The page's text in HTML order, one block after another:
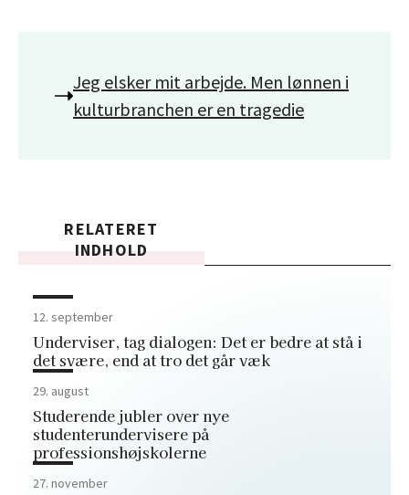
Jeg elsker mit arbejde. Men lønnen i
kulturbranchen er en tragedie
RELATERET
INDHOLD
12. september
Underviser, tag dialogen: Det er bedre at stå i
det svære, end at tro det går væk
29. august
Studerende jubler over nye
studenterundervisere på
professionshøjskolerne
27. november